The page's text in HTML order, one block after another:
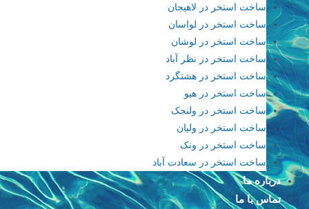
ساخت استخر در لاهیجان
ساخت استخر در لواسان
ساخت استخر در لوشان
ساخت استخر در نظر آباد
ساخت استخر در هشتگرد
ساخت استخر در هیو
ساخت استخر در ولنجک
ساخت استخر در ولیان
ساخت استخر در ونک
ساخت استخر در سعادت آباد
درباره ما
تماس با ما